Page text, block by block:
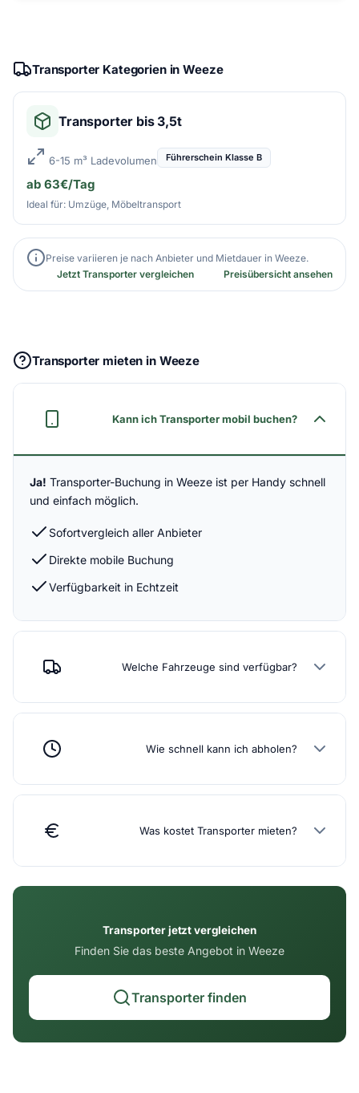
Transporter Kategorien in Weeze
Transporter bis 3,5t
6-15 m³ Ladevolumen Führerschein Klasse B
ab 63€/Tag
Ideal für: Umzüge, Möbeltransport
Preise variieren je nach Anbieter und Mietdauer in Weeze.
Jetzt Transporter vergleichen
Preisübersicht ansehen
Transporter mieten in Weeze
Kann ich Transporter mobil buchen?
Ja! Transporter-Buchung in Weeze ist per Handy schnell
und einfach möglich.
Sofortvergleich aller Anbieter
Direkte mobile Buchung
Verfügbarkeit in Echtzeit
Welche Fahrzeuge sind verfügbar?
Wie schnell kann ich abholen?
Was kostet Transporter mieten?
Transporter jetzt vergleichen
Finden Sie das beste Angebot in Weeze
Transporter finden